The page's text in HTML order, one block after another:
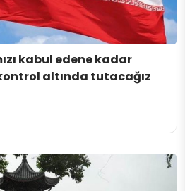
kabul edene kadar
altında tutacağız